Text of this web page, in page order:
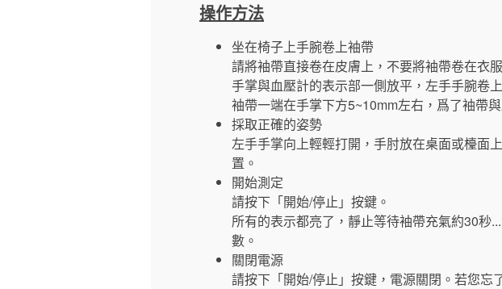
操作方法
坐在椅子上手腕卷上袖帶
請將袖帶直接卷在皮膚上，不要將袖帶卷在衣
手掌與血壓計的表示部一側放平，左手手腕卷
袖帶一端在手掌下方5~10mm左右，爲了袖帶
採取正確的姿勢
左手手掌向上輕輕打開，手肘放在桌面或檯面
置。
開始測定
請按下「開始/停止」按鍵。
所有的表示都亮了，靜止等待袖帶充氣約30秒
數。
關閉電源
請按下「開始/停止」按鍵，電源關閉。若您忘